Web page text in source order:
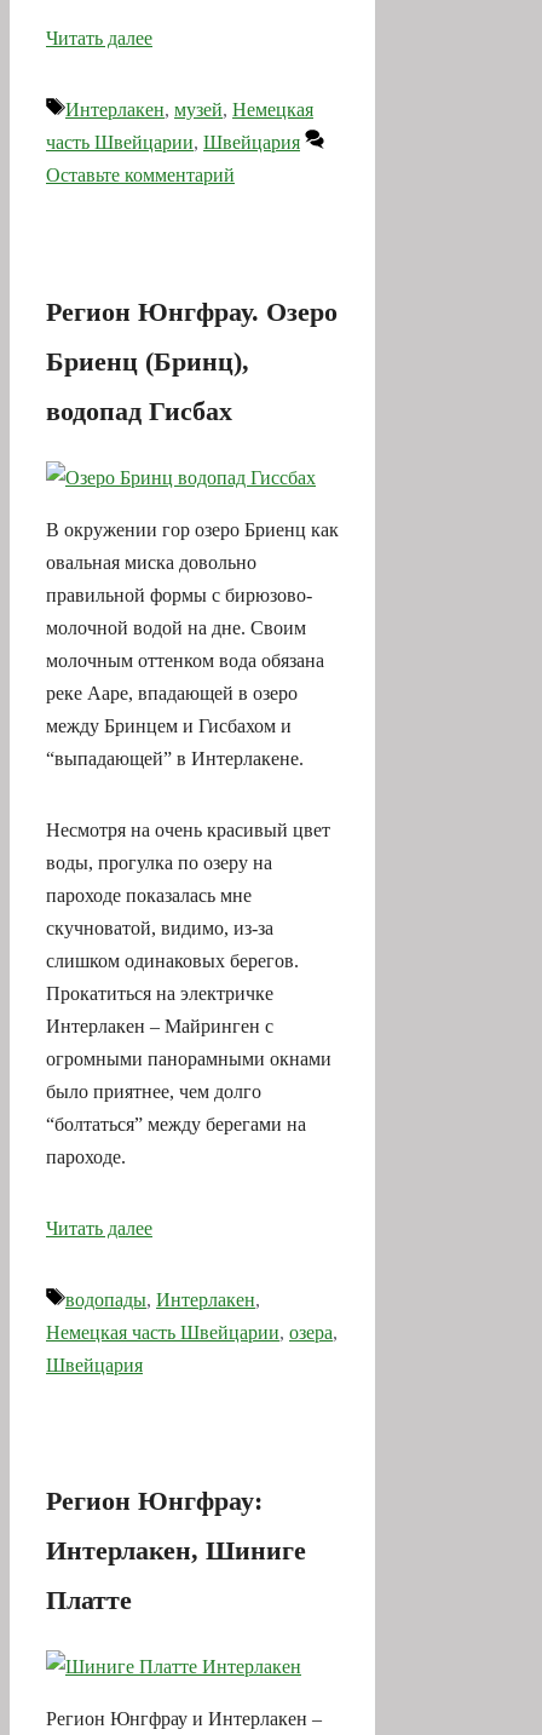
Читать далее
Метки
Интерлакен, музей, Немецкая
часть Швейцарии, Швейцария
Оставьте комментарий
Регион Юнгфрау. Озеро
Бриенц (Бринц),
водопад Гисбах
В окружении гор озеро Бриенц как
овальная миска довольно
правильной формы с бирюзово-
молочной водой на дне. Своим
молочным оттенком вода обязана
реке Ааре, впадающей в озеро
между Бринцем и Гисбахом и
“выпадающей” в Интерлакене.
Несмотря на очень красивый цвет
воды, прогулка по озеру на
пароходе показалась мне
скучноватой, видимо, из-за
слишком одинаковых берегов.
Прокатиться на электричке
Интерлакен – Майринген с
огромными панорамными окнами
было приятнее, чем долго
“болтаться” между берегами на
пароходе.
Читать далее
Метки
водопады, Интерлакен,
Немецкая часть Швейцарии, озера,
Швейцария
Регион Юнгфрау:
Интерлакен, Шиниге
Платте
Регион Юнгфрау и Интерлакен –